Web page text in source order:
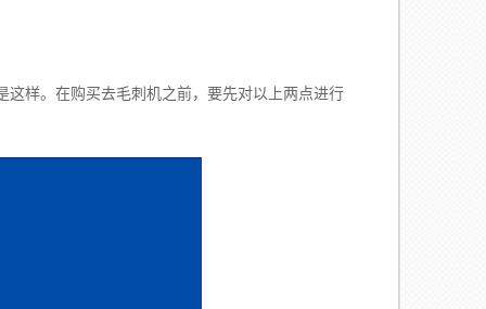
这样。在购买去毛刺机之前，要先对以上两点进行